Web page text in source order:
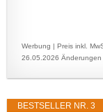
Werbung | Preis inkl.
26.05.2026 Änderungen
BESTSELLER NR. 3